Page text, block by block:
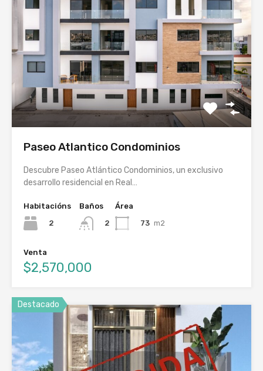
Paseo Atlantico Condominios
Descubre Paseo Atlántico Condominios, un exclusivo
desarrollo residencial en Real…
Habitacións
2
Baños
2
Área
73 m2
Venta
$2,570,000
Destacado